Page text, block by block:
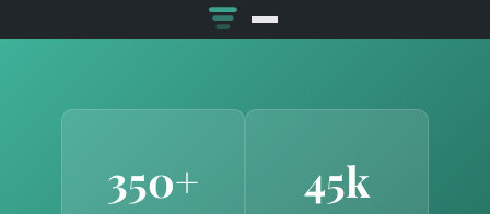
350+ 45k